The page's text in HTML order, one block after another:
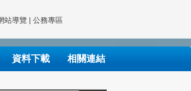
站導覽 | 公務專區
資料下載 相關連結